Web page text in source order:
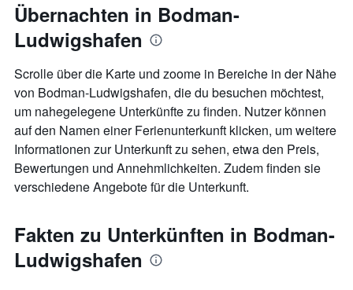
Übernachten in Bodman-
Ludwigshafen
Scrolle über die Karte und zoome in Bereiche in der Nähe
von Bodman-Ludwigshafen, die du besuchen möchtest,
um nahegelegene Unterkünfte zu finden. Nutzer können
auf den Namen einer Ferienunterkunft klicken, um weitere
Informationen zur Unterkunft zu sehen, etwa den Preis,
Bewertungen und Annehmlichkeiten. Zudem finden sie
verschiedene Angebote für die Unterkunft.
Fakten zu Unterkünften in Bodman-
Ludwigshafen